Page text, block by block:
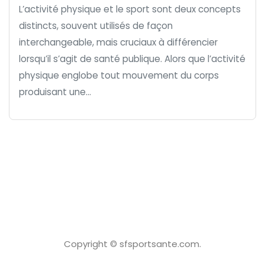
L’activité physique et le sport sont deux concepts
distincts, souvent utilisés de façon
interchangeable, mais cruciaux à différencier
lorsqu’il s’agit de santé publique. Alors que l’activité
physique englobe tout mouvement du corps
produisant une...
Copyright © sfsportsante.com.